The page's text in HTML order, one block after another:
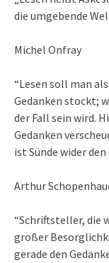
die umgebende
Michel Onfray
“Lesen soll man
Gedanken stockt;
der Fall sein wird.
Gedanken
ist Sünde wider
Arthur
“Schriftsteller, die
großer
gerade den